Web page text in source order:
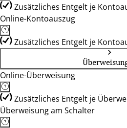
Zusätzliches Entgelt je
Online-Kontoauszug
Zusätzliches Entgelt je
Online-Überweisung
Zusätzliches Entgelt je
Überweisung am Schalter